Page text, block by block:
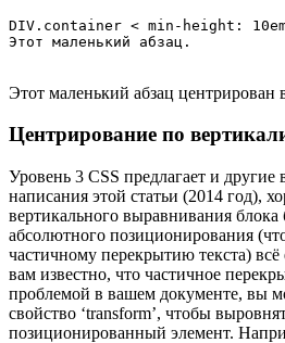
DIV.container < min-height:
Этот маленький абзац.
Этот маленький абзац центрирован
Центрирование по
Уровень 3 CSS предлагает и
написания этой статьи (2014 год),
вертикального выравнивания блока
абсолютного позиционирования
частичному перекрытию текста)
вам известно, что частичное
проблемой в вашем документе, вы
свойство ‘transform’, чтобы
позиционированный элемент.